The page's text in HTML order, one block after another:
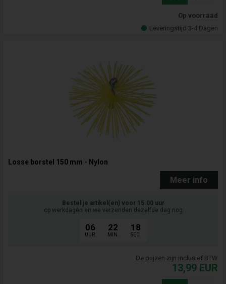
Op voorraad
Leveringstijd 3-4 Dagen
Losse borstel 150 mm - Nylon
Meer info
Bestel je artikel(en) voor 15.00 uur
op werkdagen en we verzenden dezelfde dag nog
06
UUR.
22
MIN.
17
SEC.
De prijzen zijn inclusief BTW
13,99 EUR